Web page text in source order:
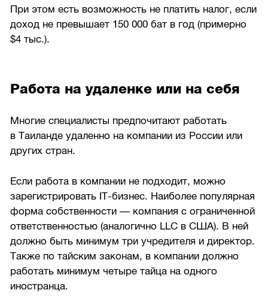
При этом есть возможность не платить налог, если
доход не превышает 150 000 бат в год (примерно
$4 тыс.).
Работа на удаленке или на себя
Многие специалисты предпочитают работать
в Таиланде удаленно на компании из России или
других стран.
Если работа в компании не подходит, можно
зарегистрировать IT-бизнес. Наиболее популярная
форма собственности — компания с ограниченной
ответственностью (аналогично LLC в США). В ней
должно быть минимум три учредителя и директор.
Также по тайским законам, в компании должно
работать минимум четыре тайца на одного
иностранца.